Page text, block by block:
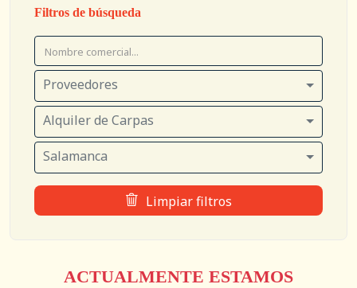
Filtros de búsqueda
Proveedores
Alquiler de Carpas
Salamanca
Limpiar filtros
ACTUALMENTE ESTAMOS